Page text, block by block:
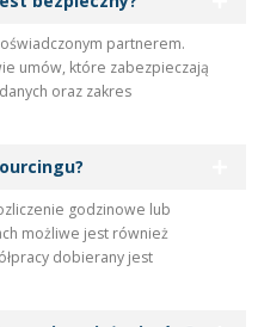
partnerem.
umów, które zabezpieczają
oraz zakres
godzinowe lub
możliwe jest również
dobierany jest